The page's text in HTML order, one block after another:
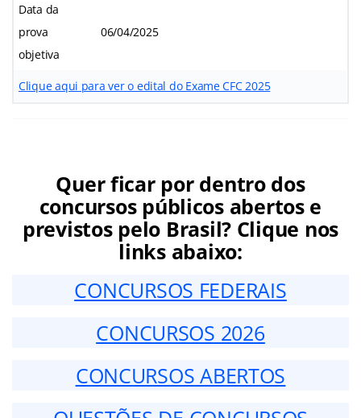
Data da
prova
objetiva
06/04/2025
Clique aqui para ver o edital do Exame CFC 2025
Quer ficar por dentro dos
concursos públicos abertos e
previstos pelo Brasil? Clique nos
links abaixo:
CONCURSOS FEDERAIS
CONCURSOS 2026
CONCURSOS ABERTOS